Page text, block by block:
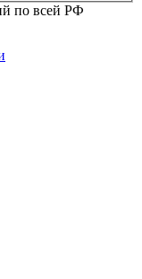
по всей РФ